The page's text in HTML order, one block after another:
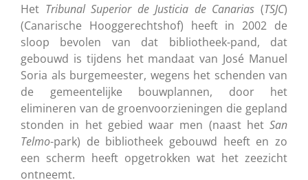
Het Tribunal Superior de Justicia de Canarias (TSJC)
(Canarische Hooggerechtshof) heeft in 2002 de
sloop bevolen van dat bibliotheek-pand, dat
gebouwd is tijdens het mandaat van José Manuel
Soria als burgemeester, wegens het schenden van
de gemeentelijke bouwplannen, door het
elimineren van de groenvoorzieningen die gepland
stonden in het gebied waar men (naast het San
Telmo-park) de bibliotheek gebouwd heeft en zo
een scherm heeft opgetrokken wat het zeezicht
ontneemt.